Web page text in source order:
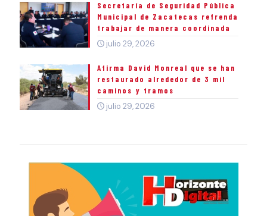
Secretaría de Seguridad Pública
Municipal de Zacatecas refrenda
trabajar de manera coordinada
julio 29, 2026
Afirma David Monreal que se han
restaurado alrededor de 3 mil
caminos y tramos
julio 29, 2026